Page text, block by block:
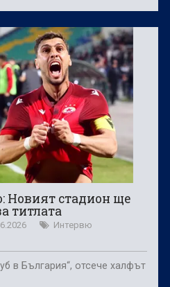
Новият стадион ще
титлата
Интервю
в България“, отсече халфът